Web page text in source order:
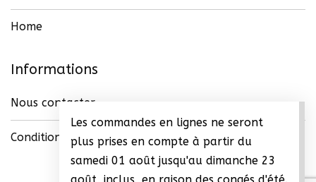
Les commandes en lignes ne seront
plus prises en compte à partir du
samedi 01 août jusqu'au dimanche 23
Home
Informations
Nous contacter
Conditions générales de vente (CGV)